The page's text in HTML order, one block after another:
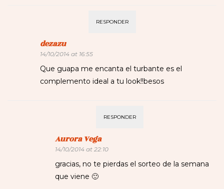
RESPONDER
dezazu
14/10/2014 at 16:55
Que guapa me encanta el turbante es el
complemento ideal a tu look!!besos
RESPONDER
Aurora Vega
14/10/2014 at 22:10
gracias, no te pierdas el sorteo de la semana
que viene 🙂